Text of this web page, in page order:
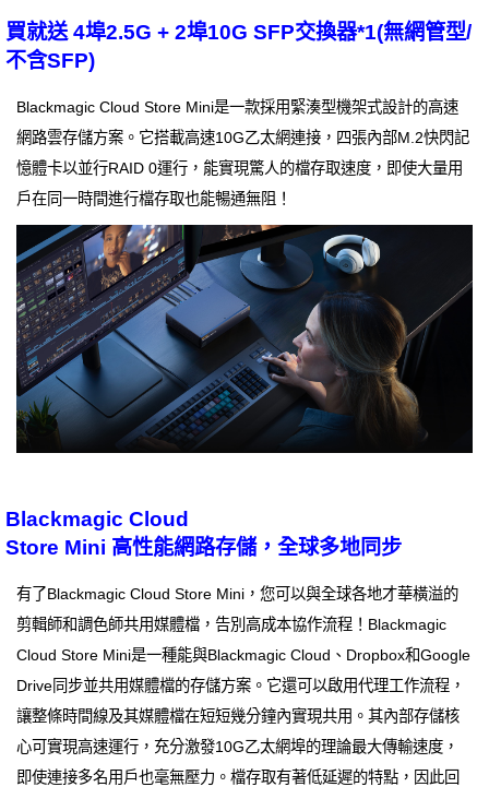
買就送 4埠2.5G + 2埠10G SFP交換器*1(無網管型/
不含SFP)
Blackmagic Cloud Store Mini是一款採用緊湊型機架式設計的高速
網路雲存儲方案。它搭載高速10G乙太網連接，四張內部M.2快閃記
憶體卡以並行RAID 0運行，能實現驚人的檔存取速度，即使大量用
戶在同一時間進行檔存取也能暢通無阻！
Blackmagic Cloud
Store Mini 高性能網路存儲，全球多地同步
有了Blackmagic Cloud Store Mini，您可以與全球各地才華橫溢的
剪輯師和調色師共用媒體檔，告別高成本協作流程！Blackmagic
Cloud Store Mini是一種能與Blackmagic Cloud、Dropbox和Google
Drive同步並共用媒體檔的存儲方案。它還可以啟用代理工作流程，
讓整條時間線及其媒體檔在短短幾分鐘內實現共用。其內部存儲核
心可實現高速運行，充分激發10G乙太網埠的理論最大傳輸速度，
即使連接多名用戶也毫無壓力。檔存取有著低延遲的特點，因此回